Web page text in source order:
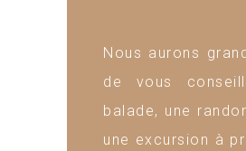
Nous aurons
de vous
balade, une
une excursion à